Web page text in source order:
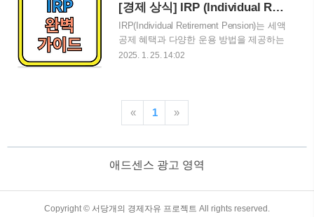
[경제 상식] IRP (Individual Retirement Pension) 완벽 가이드
IRP(Individual Retirement Pension)는 세액
공제 혜택과 다양한 운용 방법을 제공하는
개인 연금 상품입니다. 이번 블로그 게시
시작하시기 바랍니다. 목
차 IRP (Individual Retirement Pension) 완
퇴직연금)는 개인이 직접 가입하고 운용할
도입되어, 기존의 퇴직연금 제도를 보완하
는 역할을 하고 있으며, 최근 들어 많은 사
2025. 1. 25. 14:02
« 1 »
애드센스 광고 영역
Copyright © 서당개의 경제자유 프로젝트 All rights reserved.
TistoryWhaleSkin3.4